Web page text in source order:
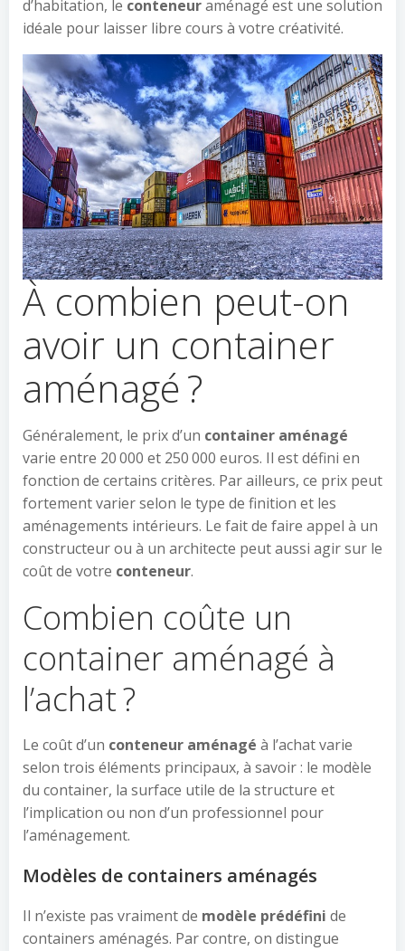
d’habitation, le conteneuraménagé est une solution
idéale pour laisser libre cours à votre créativité.
À combien peut-on
avoir un container
aménagé ?
Généralement, le prix d’un container aménagé
varie entre 20 000 et 250 000 euros. Il est défini en
fonction de certains critères. Par ailleurs, ce prix peut
fortement varier selon le type de finition et les
aménagements intérieurs. Le fait de faire appel à un
constructeur ou à un architecte peut aussi agir sur le
coût de votre conteneur.
Combien coûte un
container aménagé à
l’achat ?
Le coût d’un conteneur aménagé à l’achat varie
selon trois éléments principaux, à savoir : le modèle
du container, la surface utile de la structure et
l’implication ou non d’un professionnel pour
l’aménagement.
Modèles de containers aménagés
Il n’existe pas vraiment de modèle prédéfini de
containers aménagés. Par contre, on distingue